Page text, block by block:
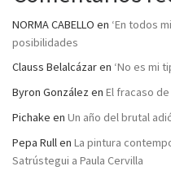
NORMA CABELLO en ‘En todos
posibilidades
Clauss Belalcázaren ‘No es mi
Byron González en El fracaso de
Pichake en Un año del brutal
Pepa Rullen La pintura
Satrústegui a Paula Cervilla